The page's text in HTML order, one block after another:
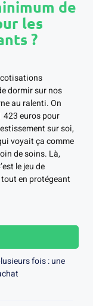
de
les
?
dormir sur nos
au ralenti. On
423 euros pour
sur soi,
voyait ça comme
de soins. Là,
le jeu de
en protégeant
fois : une